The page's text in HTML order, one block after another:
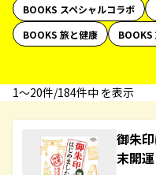
BOOKS スペシャルコラボ
BOOKS 旅と健康
BOOKS
1〜20件/184件中 を表示
御朱
末開